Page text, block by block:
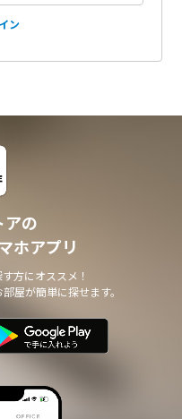
ン
アの
ホアプリ
方にオススメ！
屋が簡単に探せます。